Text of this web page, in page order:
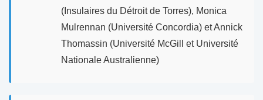
(Insulaires du Détroit de Torres), Monica
Mulrennan (Université Concordia) et Annick
Thomassin (Université McGill et Université
Nationale Australienne)